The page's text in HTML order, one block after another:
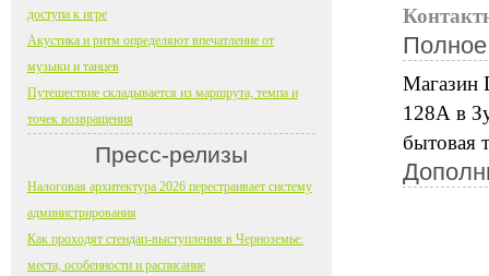
Магазин
128А в
бытовая
доступа к игре
Акустика и ритм определяют впечатление от
музыки и танцев
Путешествие складывается из маршрута, темпа и
точек возвращения
Пресс-релизы
Налоговая архитектура 2026 перестраивает систему
администрирования
Как проходят стендап-выступления в Черноземье:
места, особенности и расписание